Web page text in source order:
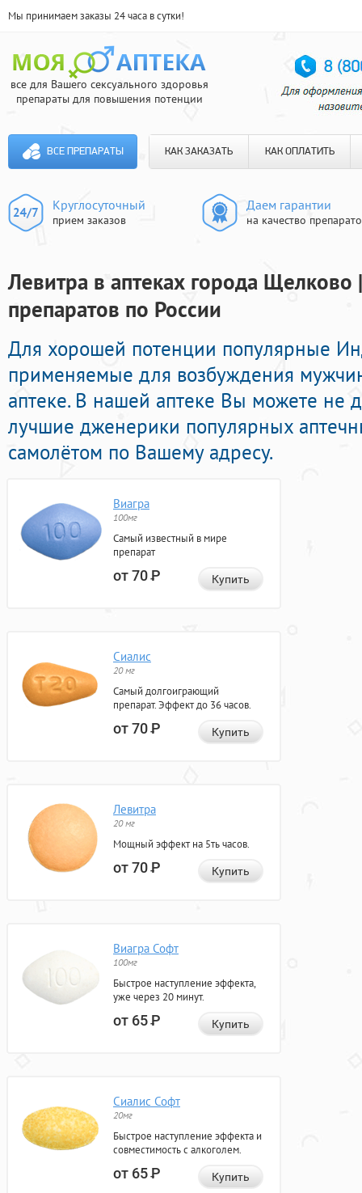
Мы принимаем заказы 24 часа в сутки!
все для Вашего сексуального здоровья
препараты для повышения потенции
ВСЕ ПРЕПАРАТЫ КАК ЗАКАЗАТЬ КАК ОПЛАТИТЬ
Круглосуточный
прием заказов
Даем гарантии
на качество
Левитра в аптеках города Щелково
препаратов по России
Для хорошей потенции популярные
применяемые для возбуждения
аптеке. В нашей аптеке Вы можете не
лучшие дженерики популярных
самолётом по Вашему адресу.
Виагра
100мг
Самый известный в мире
препарат
от 70Р Купить
Сиалис
20 мг
Самый долгоиграющий
препарат. Эффект до 36 часов.
от 70Р Купить
Левитра
20 мг
Мощный эффект на 5ть часов.
от 70Р Купить
Виагра Софт
100мг
Быстрое наступление эффекта,
уже через 20 минут.
от 65Р Купить
Сиалис Софт
20мг
Быстрое наступление эффекта и
совместимость с алкоголем.
от 65Р Купить